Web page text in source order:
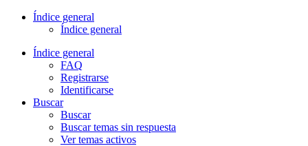
Índice general
Índice general
Índice general
FAQ
Registrarse
Identificarse
Buscar
Buscar
Buscar temas sin respuesta
Ver temas activos